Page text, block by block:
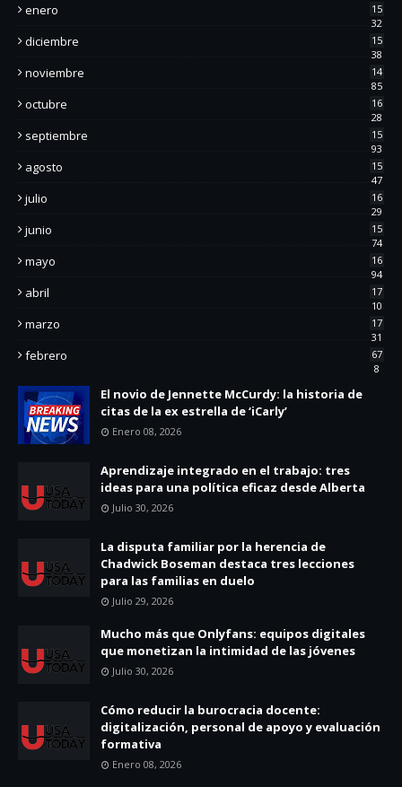
enero
15
32
diciembre
15
38
noviembre
14
85
octubre
16
28
septiembre
15
93
agosto
15
47
julio
16
29
junio
15
74
mayo
16
94
abril
17
10
marzo
17
31
febrero
67
8
El novio de Jennette McCurdy: la historia de
citas de la ex estrella de ‘iCarly’
Enero 08, 2026
Aprendizaje integrado en el trabajo: tres
ideas para una política eficaz desde Alberta
Julio 30, 2026
La disputa familiar por la herencia de
Chadwick Boseman destaca tres lecciones
para las familias en duelo
Julio 29, 2026
Mucho más que Onlyfans: equipos digitales
que monetizan la intimidad de las jóvenes
Julio 30, 2026
Cómo reducir la burocracia docente:
digitalización, personal de apoyo y evaluación
formativa
Enero 08, 2026